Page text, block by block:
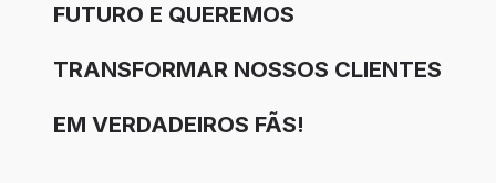
FUTURO E QUEREMOS
TRANSFORMAR NOSSOS CLIENTES
EM VERDADEIROS FÃS!